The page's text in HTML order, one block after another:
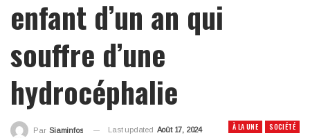
enfant d’un an qui
souffre d’une
hydrocéphalie
À LA UNE SOCIÉTÉ
Par Siaminfos Last updated Août 17, 2024